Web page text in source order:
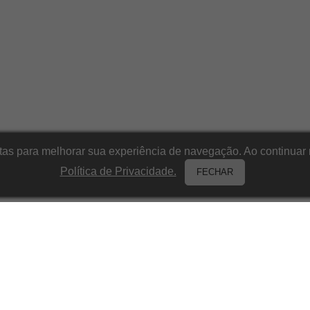
para melhorar sua experiência de navegação. Ao
Política de Privacidade.
FECHAR